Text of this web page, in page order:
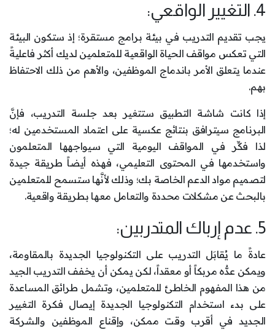
4. التغيير الواقعي:
يجب تقديم التدريب في بيئة برامج مستقرة؛ إذ ستكون البيئة
التي تعكس مواقف الحياة الواقعية للمتعلمين لديك أكثر فاعليةً
عندما يتعلق الأمر باندماج الموظفين، والأهم من ذلك الاحتفاظ
بهم.
إذا كانت شاشة التطبيق ستتغير بعد جلسة التدريب، فإنَّ
البرنامج سيترافق بنتائج عكسية على اعتماد المستخدمين له؛
لذا فكِّر في المواقف اليومية التي سيواجهها المتعلمون
واستخدمها في المحتوى التعليمي، فهذه أيضاً طريقة جيدة
لتصميم مواد الدعم الخاصة بك؛ وذلك لأنَّها ستسمح للمتعلمين
بالبحث عن مشكلات محددة والتعامل معها بطريقة واقعية.
5. عدم إرباك المتدربين:
عادةً ما يُقابَل التدريب على التكنولوجيا الجديدة بالمقاومة،
ويمكن عدُّه مربكاً أو معقداً، لكن يمكن أن يخفف التدريب الجيد
من هذا المفهوم الخاطئ للمتعلمين، وتشمل طرائق المساعدة
على بدء استخدام التكنولوجيا الجديدة إيصال فكرة التغيير
الجديد في أقرب وقت ممكن، وإقناع الموظفين والشركة